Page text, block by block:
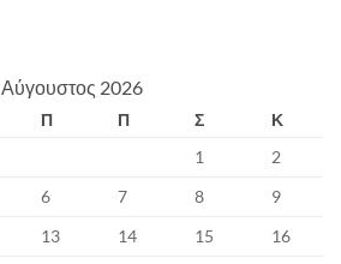
Αύγουστος 2026
Π Π Σ
Κ
1
2
6 7 8
9
13 14 15
16